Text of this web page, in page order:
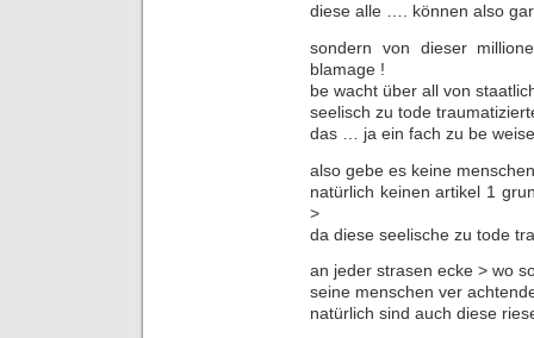
diese alle …. können also
sondern von dieser
blamage !
be wacht über all von
seelisch zu tode
das … ja ein fach zu be
also gebe es keine
natürlich keinen artikel 1
>
da diese seelische zu tode
an jeder strasen ecke > wo
seine menschen ver
natürlich sind auch diese